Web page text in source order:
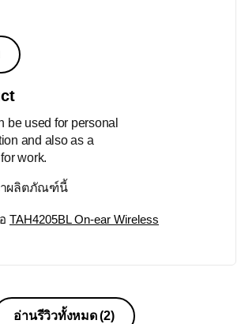
be used for personal
and also as a
work.
ผลิตภัณฑ์นี้
TAH4205BL On-ear Wireless
อ่านรีวิวทั้งหมด(2)